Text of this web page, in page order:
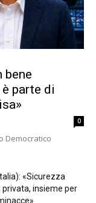
bene
parte di
0
Democratico
«Sicurezza
insieme per